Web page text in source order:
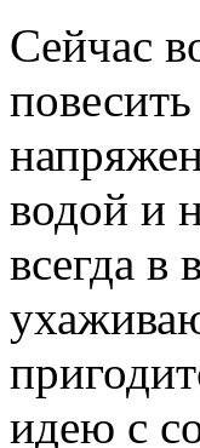
Сейчас
водой и
всегда
идею с